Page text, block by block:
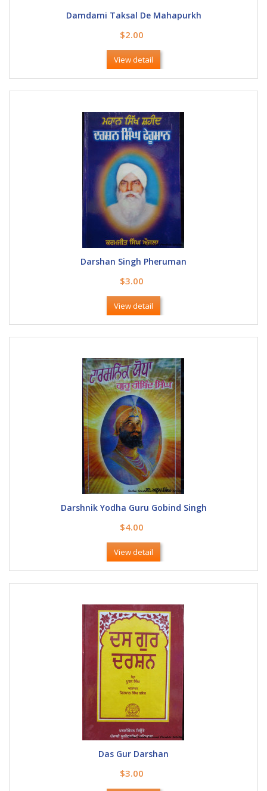
Damdami Taksal De Mahapurkh
$2.00
View detail
Darshan Singh Pheruman
$3.00
View detail
Darshnik Yodha Guru Gobind Singh
$4.00
View detail
Das Gur Darshan
$3.00